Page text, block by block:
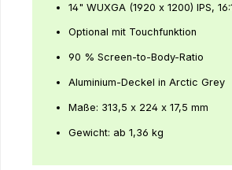
14" WUXGA (1920 x 1200) IPS,
Optional mit Touchfunktion
90 % Screen-to-Body-Ratio
Aluminium-Deckel in Arctic Grey
Maße: 313,5 x 224 x 17,5 mm
Gewicht: ab 1,36 kg